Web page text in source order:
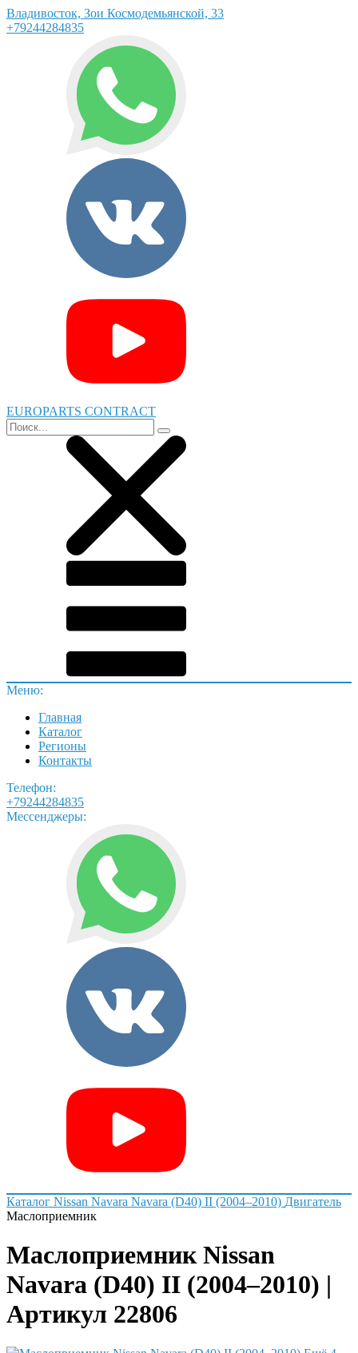
Владивосток, Зои Космодемьянской, 33
+79244284835
EUROPARTS CONTRACT
Меню:
Главная
Каталог
Регионы
Контакты
Телефон:
+79244284835
Мессенджеры:
Каталог Nissan Navara Navara (D40) II (2004–2010) Двигатель
Маслоприемник
Маслоприемник Nissan
Navara (D40) II (2004–2010) |
Артикул 22806